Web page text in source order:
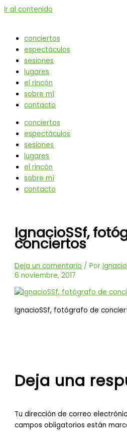
Ir al contenido
conciertos
espectáculos
sesiones
lugares
el rincón
sobre mí
contacto
conciertos
espectáculos
sesiones
lugares
el rincón
sobre mí
contacto
IgnacioSSf,
conciertos
Deja un comentario / Por
6 noviembre, 2017
IgnacioSSf, fotógrafo de
Deja una
Tu dirección de correo
campos obligatorios están